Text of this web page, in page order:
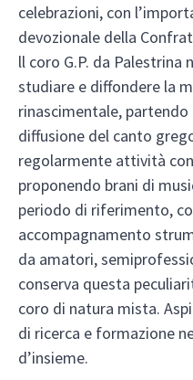
celebrazioni, con
devozionale della
ll coro G.P. da Palestrina
studiare e diffondere la
rinascimentale,
diffusione del canto
regolarmente attività
proponendo brani di
periodo di riferimento,
accompagnamento
da amatori,
conserva questa
coro di natura mista.
di ricerca e formazione
d’insieme.